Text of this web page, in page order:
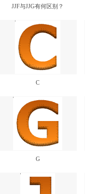
JJF与JJG有何区别？
C
G